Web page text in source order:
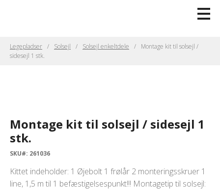
Legepladser Solsejl Solsejl enkeltdele
Montage kit til solsejl /
sidesejl 1 stk.
Montage kit til solsejl / sidesejl 1
stk.
SKU#: 261036
Kittet indeholder: 1 Øjebolt 1 frølår 2 monteringsskruer 1
line, 1,5 m til 1 befæstigelsespunkt!!! Montagetip til solsejl: